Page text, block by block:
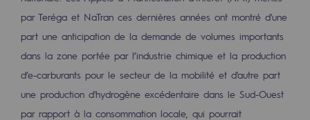
Le programme social et territorial de
Territorial
Territorial
Engagements auprès des territoires
par Teréga et NaTran ces dernières années ont montré d'une
part une anticipation de la demande de volumes importants
dans la zone portée par l’industrie chimique et la production
d’e-carburants pour le secteur de la mobilité et d'autre part
une production d'hydrogène excédentaire dans le Sud-Ouest
par rapport à la consommation locale, qui pourrait